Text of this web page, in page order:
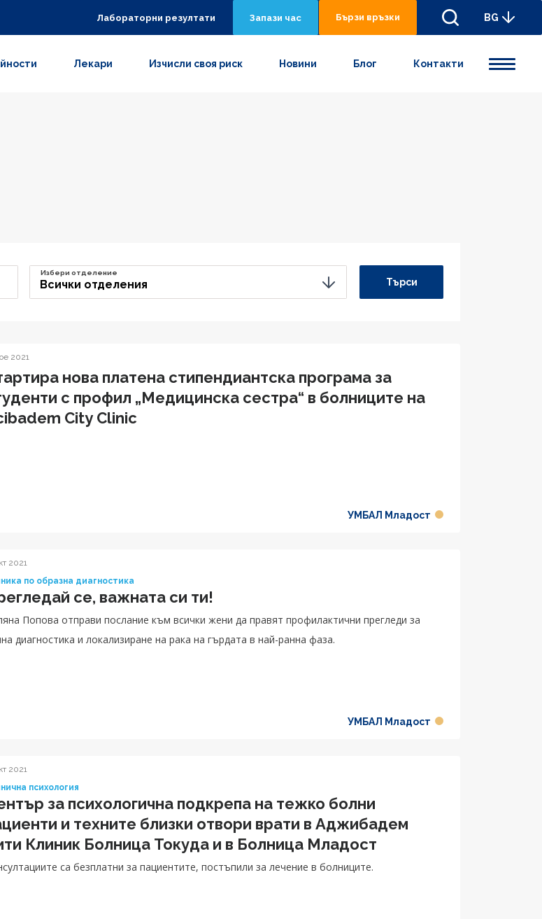
Лабораторни резултати Запази час Бързи връзки BG
Лекари Изчисли своя риск Новини Блог Контакти
Всички отделения
Избери отделение
Търси
2021
нова платена стипендиантска програма за
с профил „Медицинска сестра“ в болниците на
City Clinic
УМБАЛ Младост
2021
по образна диагностика
се, важната си ти!
Попова отправи послание към всички жени да правят профилактични прегледи за
диагностика и локализиране на рака на гърдата в най-ранна фаза.
УМБАЛ Младост
2021
психология
за психологична подкрепа на тежко болни
и техните близки отвори врати в Аджибадем
Клиник Болница Токуда и в Болница Младост
са безплатни за пациентите, постъпили за лечение в болниците.